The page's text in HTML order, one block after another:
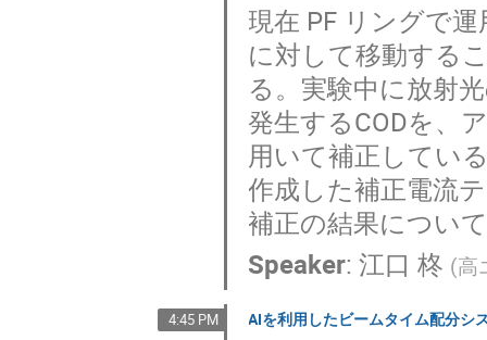
現在 PF リングで
に対して移動する
る。実験中に放射
発生するCODを、
用いて補正してい
作成した補正電流
補正の結果につい
Speaker:江口 柊 (高
4:45 PM AIを利用したビームタイム配分シ